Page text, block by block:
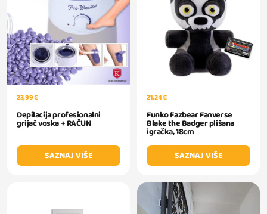
23,99 €
Depilacija profesionalni
grijač voska + RAČUN
SAZNAJ VIŠE
21,24 €
Funko Fazbear Fanverse
Blake the Badger plišana
igračka, 18cm
SAZNAJ VIŠE